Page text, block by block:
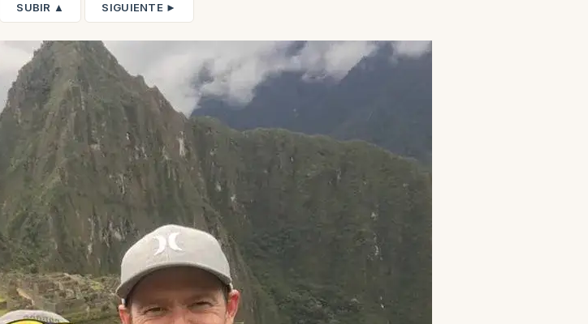
SUBIR ▲ SIGUIENTE ►